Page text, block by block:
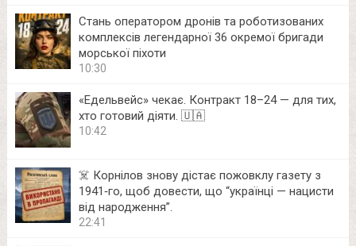
Стань оператором дронів та роботизованих
комплексів легендарної 36 окремої бригади
морської піхоти
10:30
«Едельвейс» чекає. Контракт 18–24 — для тих,
хто готовий діяти. 🇺🇦
10:42
☠️ Корнілов знову дістає пожовклу газету з
1941‑го, щоб довести, що “українці — нацисти
від народження”.
22:41